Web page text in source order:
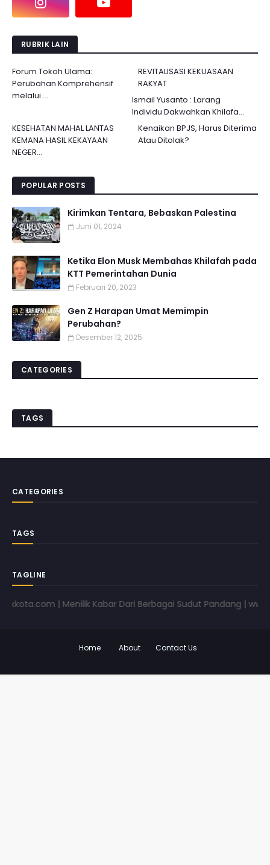
RUBRIK LAIN
Forum Tokoh Ulama:
Perubahan Komprehensif
melalui ...
REVITALISASI KEKUASAAN
RAKYAT
Ismail Yusanto : Larang
Individu Dakwahkan Khilafa...
Kenaikan BPJS, Harus Diterima
Atau Ditolak?
KESEHATAN MAHAL LANTAS
KEMANA HASIL KEKAYAAN
NEGER...
POPULAR POSTS
Kirimkan Tentara, Bebaskan Palestina
Juni 01, 2024
Ketika Elon Musk Membahas Khilafah pada
KTT Pemerintahan Dunia
Februari 20, 2023
Gen Z Harapan Umat Memimpin
Perubahan?
Desember 12, 2025
CATEGORIES
TAGS
CATEGORIES
TAGS
TAGLINE
| Menilik Kabar Dari Berbagai Sudut Pandang |
Home About Contact Us